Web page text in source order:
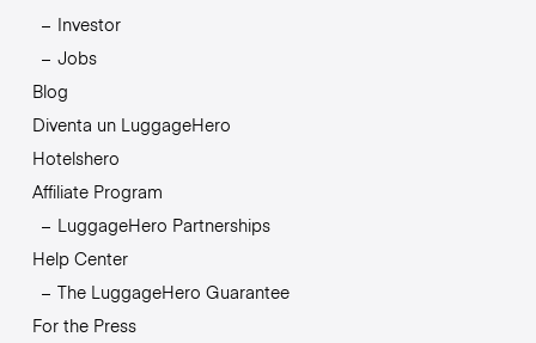
Investor
Jobs
Blog
Diventa un LuggageHero
Hotelshero
Affiliate Program
LuggageHero Partnerships
Help Center
The LuggageHero Guarantee
For the Press